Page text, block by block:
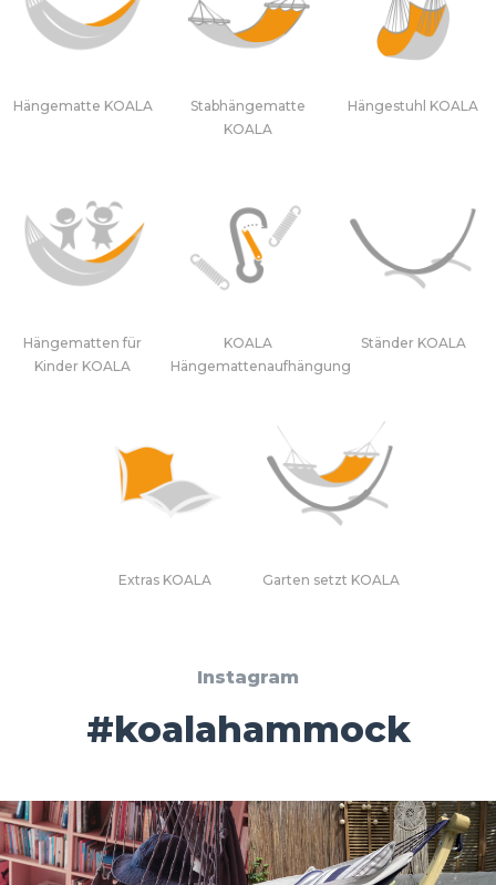
Hängematte KOALA
Stabhängematte
KOALA
Hängestuhl KOALA
Hängematten für
Kinder KOALA
KOALA
Hängemattenaufhängung
Ständer KOALA
Extras KOALA Garten setzt KOALA
Instagram
#koalahammock